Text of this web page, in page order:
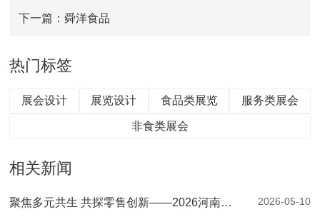
下一篇：舜洋食品
热门标签
展会设计 展览设计 食品类展览 服务类展会
非食类展会
相关新闻
聚焦多元共生 共探零售创新——2026河南零售创新大会暨第二届郑州自有品牌供应链大会圆满落幕 2026-05-10